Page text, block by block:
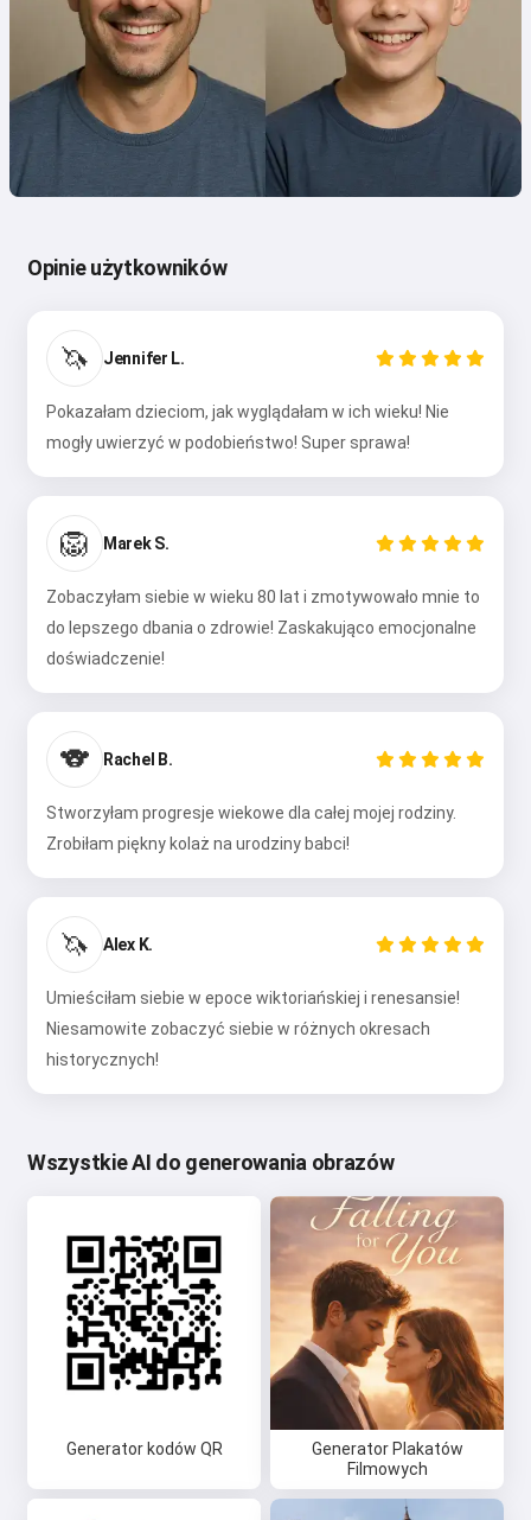
Opinie użytkowników
🦄 Jennifer L.
Pokazałam dzieciom, jak wyglądałam w ich wieku! Nie
mogły uwierzyć w podobieństwo! Super sprawa!
🦁 Marek S.
Zobaczyłam siebie w wieku 80 lat i zmotywowało mnie to
do lepszego dbania o zdrowie! Zaskakująco emocjonalne
doświadczenie!
🐨 Rachel B.
Stworzyłam progresje wiekowe dla całej mojej rodziny.
Zrobiłam piękny kolaż na urodziny babci!
🦄 Alex K.
Umieściłam siebie w epoce wiktoriańskiej i renesansie!
Niesamowite zobaczyć siebie w różnych okresach
historycznych!
Wszystkie AI do generowania obrazów
Generator kodów QR
Generator Plakatów
Filmowych